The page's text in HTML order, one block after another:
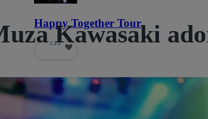
Happy Together Tour
111Kawasaki